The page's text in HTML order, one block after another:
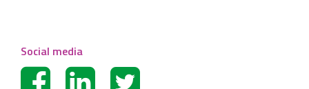
Social media